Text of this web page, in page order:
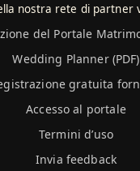
nostra rete di partner
del Portale
Wedding Planner (PDF)
gratuita
Accesso al portale
Termini d’uso
Invia feedback